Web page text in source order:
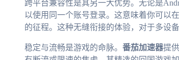
跨平台兼容性是其另一大优势。无论是
以使用同一个账号登录。这意味着你可以
的征程。这种无缝衔接的体验，对于多设
稳定与流畅是游戏的命脉。 番茄加速器提